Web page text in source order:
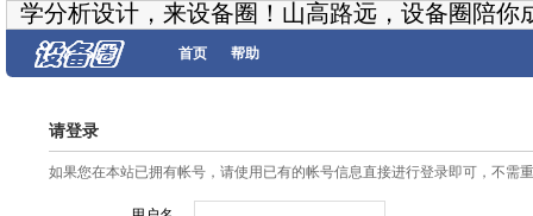
学分析设计，来设备圈！山高路远，设备圈陪你
首页 帮助
请登录
如果您在本站已拥有帐号，请使用已有的帐号信息直接进行登录即可，不需